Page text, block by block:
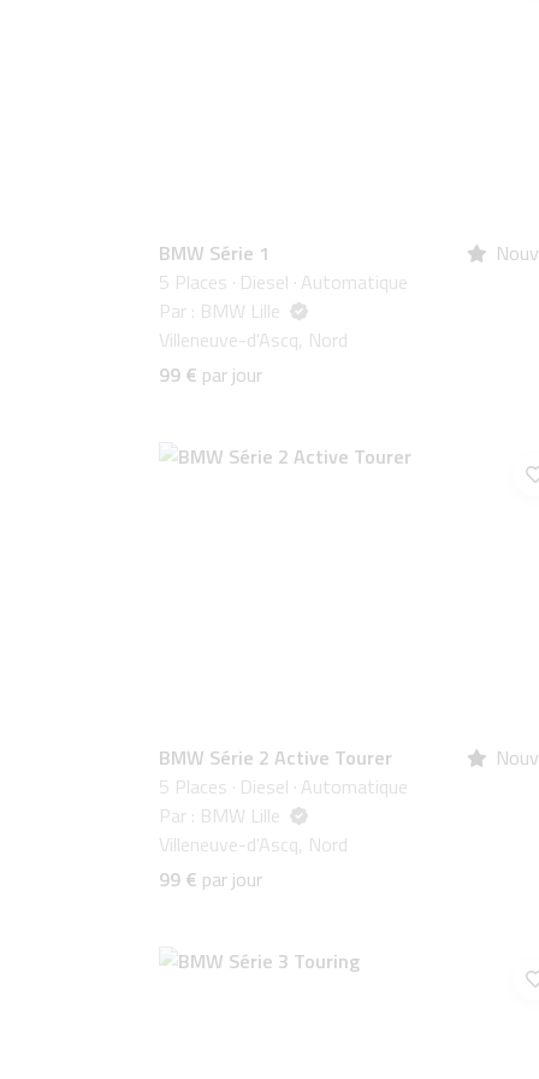
BMW Série 1
5 Places · Diesel · Automatique
Par : BMW Lille
Villeneuve-d'Ascq, Nord
99 € par jour
BMW Série 2 Active Tourer
5 Places · Diesel · Automatique
Par : BMW Lille
Villeneuve-d'Ascq, Nord
99 € par jour